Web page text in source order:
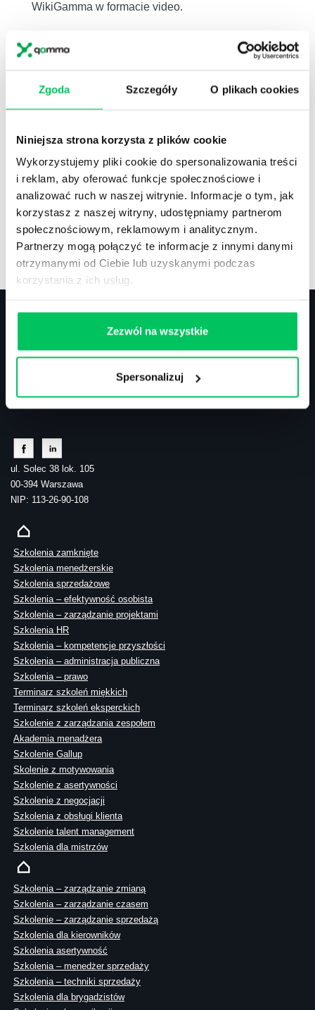
Zgoda Szczegóły O plikach cookies
Niniejsza strona korzysta z plików cookie
Wykorzystujemy pliki cookie do spersonalizowania treści
i reklam, aby oferować funkcje społecznościowe i
analizować ruch w naszej witrynie. Informacje o tym, jak
korzystasz z naszej witryny, udostępniamy partnerom
społecznościowym, reklamowym i analitycznym.
Partnerzy mogą połączyć te informacje z innymi danymi
otrzymanymi od Ciebie lub uzyskanymi podczas
korzystania z ich usług.
Zezwól na wszystkie
Spersonalizuj
WikiGamma w formacie video.
zawodów.
Artykuły,Artykuły cd.,Prawo
Standardowe informacje z obszaru szkoleń.
Kontakt
tel.: 505 273 550
ul. Solec 38 lok. 105
00-394 Warszawa
NIP: 113-26-90-108
Szkolenia zamknięte
Szkolenia menedżerskie
Szkolenia sprzedażowe
Szkolenia – efektywność osobista
Szkolenia – zarządzanie projektami
Szkolenia HR
Szkolenia – kompetencje przyszłości
Szkolenia – administracja publiczna
Szkolenia – prawo
Terminarz szkoleń miękkich
Terminarz szkoleń eksperckich
Szkolenie z zarządzania zespołem
Akademia menadżera
Szkolenie Gallup
Skolenie z motywowania
Szkolenie z asertywności
Szkolenie z negocjacji
Szkolenia z obsługi klienta
Szkolenie talent management
Szkolenia dla mistrzów
Szkolenia – zarządzanie zmianą
Szkolenia – zarządzanie czasem
Szkolenie – zarządzanie sprzedażą
Szkolenia dla kierowników
Szkolenia asertywność
Szkolenia – menedżer sprzedaży
Szkolenia – techniki sprzedaży
Szkolenia dla brygadzistów